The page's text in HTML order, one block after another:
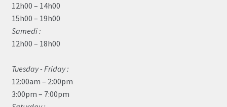
12h00 – 14h00
15h00 – 19h00
Samedi :
12h00 – 18h00
Tuesday - Friday :
12:00am – 2:00pm
3:00pm – 7:00pm